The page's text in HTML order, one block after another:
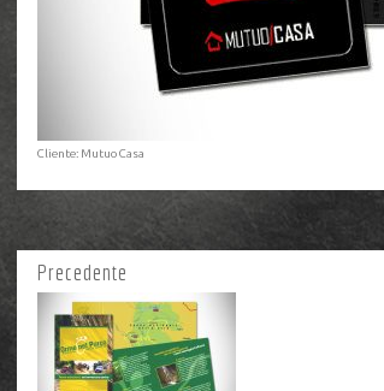
Cliente: Mutuo Casa
Precedente